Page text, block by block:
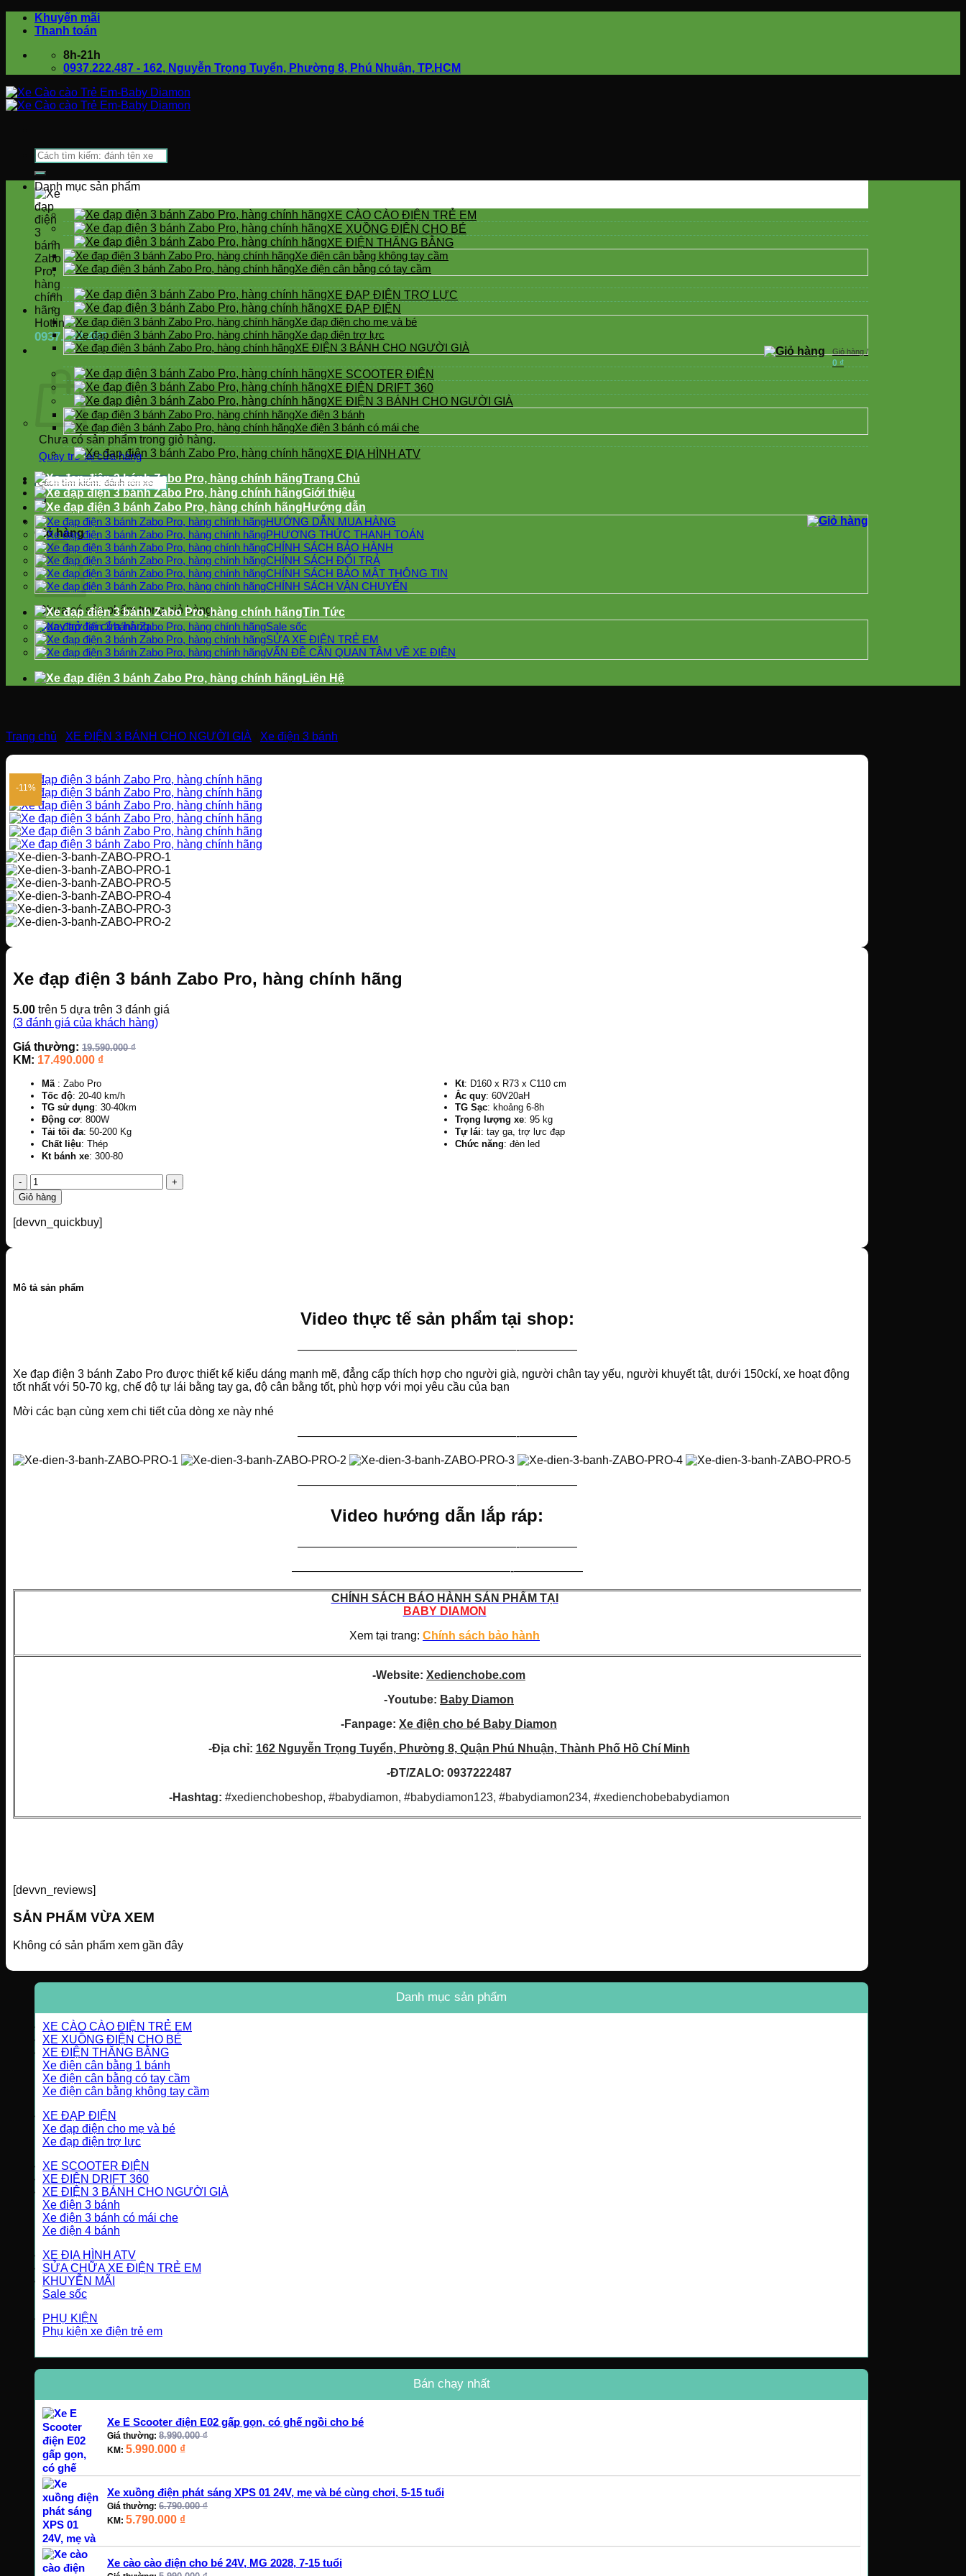
qua
dung
Khuyến mãi
Thanh toán
8h-21h
0937.222.487 - 162, Nguyễn Trọng Tuyển, Phường 8, Phú Nhuận, TP.HCM
Tìm
kiếm:
Hotline
0937.222.487
Giỏ hàng /
0 ₫
Chưa có sản phẩm trong giỏ hàng.
Quay trở lại cửa hàng
Tìm
kiếm:
Giỏ hàng
Chưa có sản phẩm trong giỏ hàng.
Quay trở lại cửa hàng
Danh mục sản phẩm
XE CÀO CÀO ĐIỆN TRẺ EM
XE XUỒNG ĐIỆN CHO BÉ
XE ĐIỆN THĂNG BẰNG
Xe điện cân bằng không tay cầm
Xe điện cân bằng có tay cầm
XE ĐẠP ĐIỆN TRỢ LỰC
XE ĐẠP ĐIỆN
Xe đạp điện cho mẹ và bé
Xe đạp điện trợ lực
XE ĐIỆN 3 BÁNH CHO NGƯỜI GIÀ
XE SCOOTER ĐIỆN
XE ĐIỆN DRIFT 360
XE ĐIỆN 3 BÁNH CHO NGƯỜI GIÀ
Xe điện 3 bánh
Xe điện 3 bánh có mái che
XE ĐỊA HÌNH ATV
Trang Chủ
Giới thiệu
Hướng dẫn
HƯỚNG DẪN MUA HÀNG
PHƯƠNG THỨC THANH TOÁN
CHÍNH SÁCH BẢO HÀNH
CHÍNH SÁCH ĐỔI TRẢ
CHÍNH SÁCH BẢO MẬT THÔNG TIN
CHÍNH SÁCH VẬN CHUYỂN
Tin Tức
Sale sốc
SỬA XE ĐIỆN TRẺ EM
VẤN ĐỀ CẦN QUAN TÂM VỀ XE ĐIỆN
Liên Hệ
Trang chủ XE ĐIỆN 3 BÁNH CHO NGƯỜI GIÀ Xe điện 3 bánh
-11%
Xe đạp điện 3 bánh Zabo Pro, hàng chính hãng
5.00 trên 5 dựa trên 3 đánh giá
(3 đánh giá của khách hàng)
Giá thường: 19.590.000₫
KM: 17.490.000 ₫
Mã : Zabo Pro Kt: D160 x R73 x C110 cm
Tốc độ: 20-40 km/h Ắc quy: 60V20aH
TG sử dụng: 30-40km TG Sạc: khoảng 6-8h
Động cơ: 800W Trọng lượng xe: 95 kg
Tải tối đa: 50-200 Kg Tự lái: tay ga, trợ lực đạp
Chất liệu: Thép Chức năng: đèn led
Kt bánh xe: 300-80
Xe
đạp
điện
3
bánh
chính
Giỏ hàng
[devvn_quickbuy]
Mô tả sản phẩm
Video thực tế sản phẩm tại shop:
———————————————————-—————
Xe đạp điện 3 bánh Zabo Pro được thiết kế kiểu dáng mạnh mẽ, đẳng cấp thích hợp cho người già, người chân tay yếu, người khuyết tật, dưới 150ckí, xe hoạt động
tốt nhất với 50-70 kg, chế độ tự lái bằng tay ga, độ cân bằng tốt, phù hợp với mọi yêu cầu của bạn
Mời các bạn cùng xem chi tiết của dòng xe này nhé
———————————————————-—————
———————————————————-—————
Video hướng dẫn lắp ráp:
———————————————————-—————
———————————————————-——————
CHÍNH SÁCH BẢO HÀNH SẢN PHẨM TẠI
BABY DIAMON
Xem tại trang: Chính sách bảo hành
-Website: Xedienchobe.com
-Youtube: Baby Diamon
-Fanpage: Xe điện cho bé Baby Diamon
-Địa chỉ: 162 Nguyễn Trọng Tuyển, Phường 8, Quận Phú Nhuận, Thành Phố Hồ Chí Minh
-ĐT/ZALO: 0937222487
-Hashtag: #xedienchobeshop, #babydiamon, #babydiamon123, #babydiamon234, #xedienchobebabydiamon
[devvn_reviews]
SẢN PHẨM VỪA XEM
Không có sản phẩm xem gần đây
Danh mục sản phẩm
XE CÀO CÀO ĐIỆN TRẺ EM
XE XUỒNG ĐIỆN CHO BÉ
XE ĐIỆN THĂNG BẰNG
Xe điện cân bằng 1 bánh
Xe điện cân bằng có tay cầm
Xe điện cân bằng không tay cầm
XE ĐẠP ĐIỆN
Xe đạp điện cho mẹ và bé
Xe đạp điện trợ lực
XE SCOOTER ĐIỆN
XE ĐIỆN DRIFT 360
XE ĐIỆN 3 BÁNH CHO NGƯỜI GIÀ
Xe điện 3 bánh
Xe điện 3 bánh có mái che
Xe điện 4 bánh
XE ĐỊA HÌNH ATV
SỬA CHỮA XE ĐIỆN TRẺ EM
KHUYỄN MÃI
Sale sốc
PHỤ KIỆN
Phụ kiện xe điện trẻ em
Bán chạy nhất
Xe E Scooter điện E02 gấp gọn, có ghế ngồi cho bé
Giá thường: 8.990.000₫
KM: 5.990.000 ₫
Xe xuồng điện phát sáng XPS 01 24V, mẹ và bé cùng chơi, 5-15 tuổi
Giá thường: 6.790.000₫
KM: 5.790.000 ₫
Xe cào cào điện cho bé 24V, MG 2028, 7-15 tuổi